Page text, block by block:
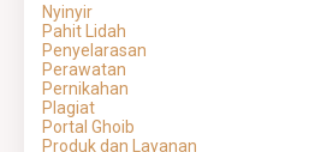
Nyinyir
Pahit Lidah
Penyelarasan
Perawatan
Pernikahan
Plagiat
Portal Ghoib
Produk dan Layanan